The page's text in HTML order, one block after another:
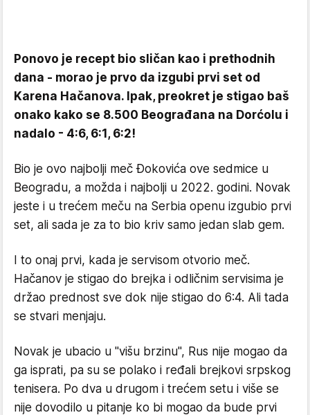
Ponovo je recept bio sličan kao i prethodnih
dana - morao je prvo da izgubi prvi set od
Karena Hačanova. Ipak, preokret je stigao baš
onako kako se 8.500 Beograđana na Dorćolu i
nadalo - 4:6, 6:1, 6:2!
Bio je ovo najbolji meč Đokovića ove sedmice u
Beogradu, a možda i najbolji u 2022. godini. Novak
jeste i u trećem meču na Serbia openu izgubio prvi
set, ali sada je za to bio kriv samo jedan slab gem.
I to onaj prvi, kada je servisom otvorio meč.
Hačanov je stigao do brejka i odličnim servisima je
držao prednost sve dok nije stigao do 6:4. Ali tada
se stvari menjaju.
Novak je ubacio u "višu brzinu", Rus nije mogao da
ga isprati, pa su se polako i ređali brejkovi srpskog
tenisera. Po dva u drugom i trećem setu i više se
nije dovodilo u pitanje ko bi mogao da bude prvi